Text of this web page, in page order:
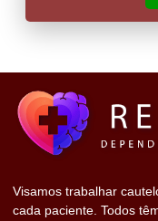
Visamos trabalhar
cada paciente. Todos